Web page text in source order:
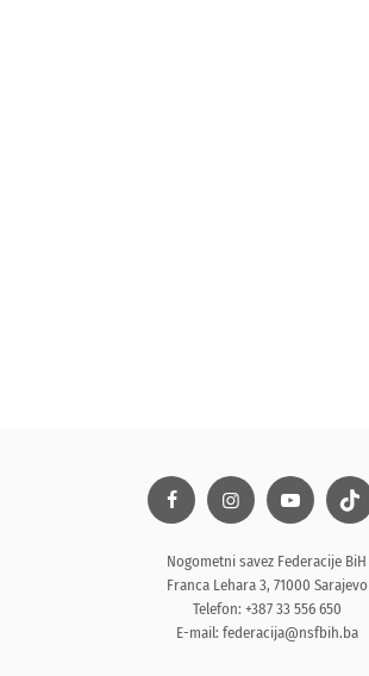
Nogometni savez Federacije BiH
Franca Lehara 3, 71000 Sarajevo
Telefon: +387 33 556 650
E-mail: federacija@nsfbih.ba